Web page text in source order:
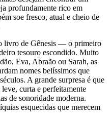
profundamente rico em
soe fresco, atual e cheio de
livro de Gênesis — o primeiro
tesouro escondido. Muito
Eva, Abraão ou Sarah, as
nomes belíssimos que
A grande surpresa é que
curta e perfeitamente
de sonoridade moderna.
esquecidas que merecem